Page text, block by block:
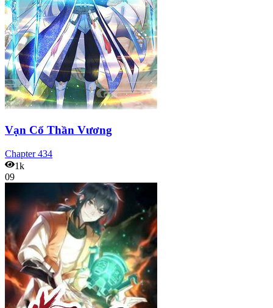
Vạn Cổ Thần Vương
Chapter434
1k
09